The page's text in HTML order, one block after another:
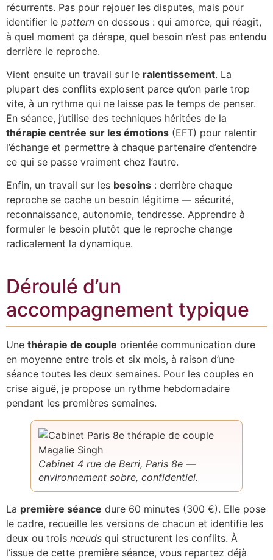
récurrents. Pas pour rejouer les disputes, mais pour
identifier le pattern en dessous : qui amorce, qui réagit,
à quel moment ça dérape, quel besoin n’est pas entendu
derrière le reproche.
Vient ensuite un travail sur le ralentissement. La
plupart des conflits explosent parce qu’on parle trop
vite, à un rythme qui ne laisse pas le temps de penser.
En séance, j’utilise des techniques héritées de la
thérapie centrée sur les émotions (EFT) pour ralentir
l’échange et permettre à chaque partenaire d’entendre
ce qui se passe vraiment chez l’autre.
Enfin, un travail sur les besoins : derrière chaque
reproche se cache un besoin légitime — sécurité,
reconnaissance, autonomie, tendresse. Apprendre à
formuler le besoin plutôt que le reproche change
radicalement la dynamique.
Déroulé d’un
accompagnement typique
Une thérapie de couple orientée communication dure
en moyenne entre trois et six mois, à raison d’une
séance toutes les deux semaines. Pour les couples en
crise aiguë, je propose un rythme hebdomadaire
pendant les premières semaines.
Cabinet 4 rue de Berri, Paris 8e —
environnement sobre, confidentiel.
La première séance dure 60 minutes (300 €). Elle pose
le cadre, recueille les versions de chacun et identifie les
deux ou trois nœuds qui structurent les conflits. À
l’issue de cette première séance, vous repartez déjà